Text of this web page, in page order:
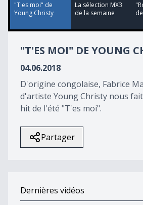
14
seconds
"T'es moi" de
Young Christy
La sélection MX3
de la semaine
"T'ES MOI" DE YOUNG
04.06.2018
D'origine congolaise, Fabrice
d'artiste Young Christy nous
hit de l'été "T'es moi".
Partager
Dernières vidéos